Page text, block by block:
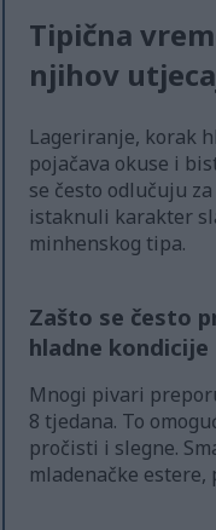
Tipična
njihov
Lageriranje, korak
pojačava okuse i
se često odlučuju
istaknuli karakter
minhenskog tipa.
Zašto se često
hladne kondicije
Mnogi pivari
8 tjedana. To
pročisti i slegne.
mladenačke